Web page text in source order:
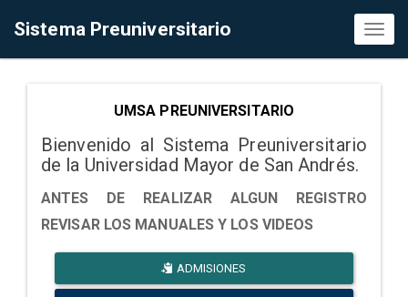
Sistema Preuniversitario
UMSA PREUNIVERSITARIO
Bienvenido al Sistema Preuniversitario
de la Universidad Mayor de San Andrés.
ANTES DE REALIZAR ALGUN REGISTRO
REVISAR LOS MANUALES Y LOS VIDEOS
ADMISIONES